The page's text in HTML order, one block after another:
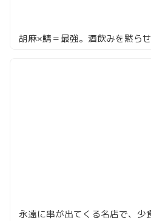
胡麻×鯖＝最強。酒飲みを黙ら